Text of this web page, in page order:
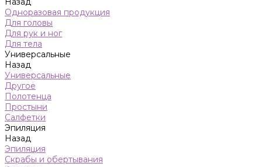
Одноразовая продукция
Для головы
Для рук и ног
Для тела
Универсальные
Назад
Универсальные
Другое
Полотенца
Простыни
Салфетки
Эпиляция
Назад
Эпиляция
Скрабы и обертывания